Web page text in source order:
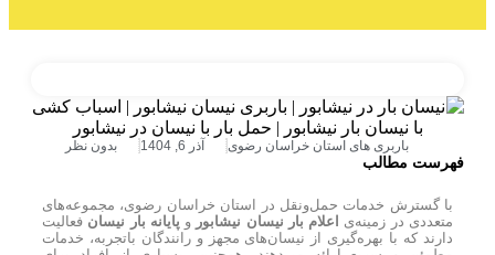
باربری های استان خراسان رضوی آذر 6, 1404 بدون نظر
فهرست مطالب
با گسترش خدمات حمل‌ونقل در استان خراسان رضوی، مجموعه‌های
متعددی در زمینه‌یاعلام بار نیسان نیشابوروپایانه بار نیسانفعالیت
دارند که با بهره‌گیری از نیسان‌های مجهز و رانندگان باتجربه، خدمات